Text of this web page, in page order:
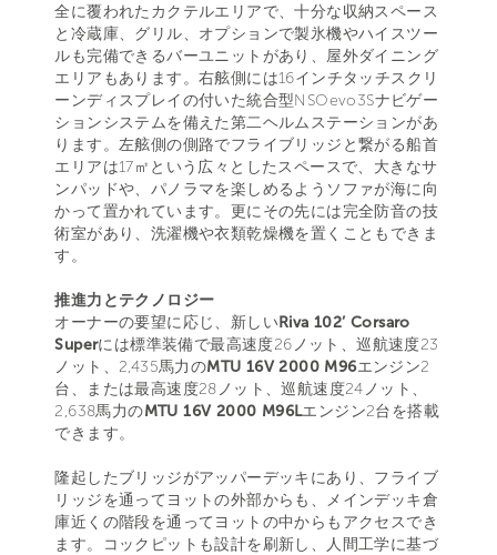
全に覆われたカクテルエリアで、十分な収納スペース
と冷蔵庫、グリル、オプションで製氷機やハイスツー
ルも完備できるバーユニットがあり、屋外ダイニング
エリアもあります。右舷側には16インチタッチスクリ
ーンディスプレイの付いた統合型NSOevo3Sナビゲー
ションシステムを備えた第二ヘルムステーションがあ
ります。左舷側の側路でフライブリッジと繋がる船首
エリアは17㎡という広々としたスペースで、大きなサ
ンパッドや、パノラマを楽しめるようソファが海に向
かって置かれています。更にその先には完全防音の技
術室があり、洗濯機や衣類乾燥機を置くこともできま
す。
推進力とテクノロジー
オーナーの要望に応じ、新しいRiva 102’ Corsaro
Superには標準装備で最高速度26ノット、巡航速度23
ノット、2,435馬力のMTU 16V 2000 M96エンジン2
台、または最高速度28ノット、巡航速度24ノット、
2,638馬力のMTU 16V 2000 M96Lエンジン2台を搭載
できます。
隆起したブリッジがアッパーデッキにあり、フライブ
リッジを通ってヨットの外部からも、メインデッキ倉
庫近くの階段を通ってヨットの中からもアクセスでき
ます。コックピットも設計を刷新し、人間工学に基づ